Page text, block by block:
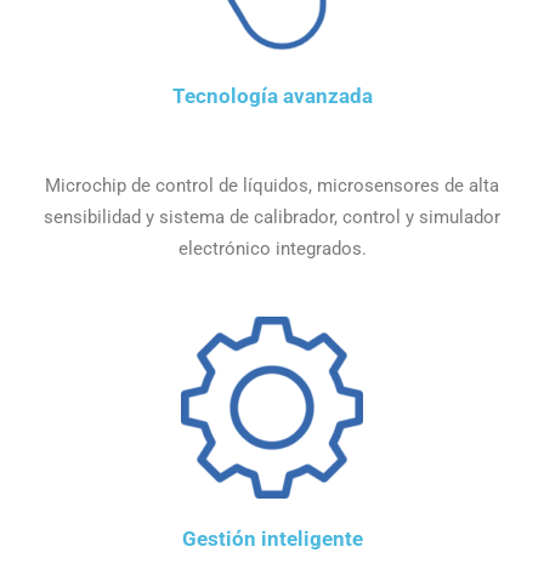
Tecnología avanzada
Microchip de control de líquidos, microsensores de alta
sensibilidad y sistema de calibrador, control y simulador
electrónico integrados.
Gestión inteligente